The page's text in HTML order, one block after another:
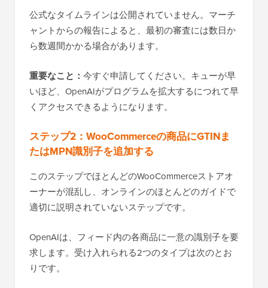
公式なタイムラインは公開されていません。マーチ
ャントからの報告によると、最初の審査には数日か
ら数週間かかる場合があります。
重要なこと： 今すぐ申請してください。キューが早
いほど、OpenAIがプログラムを拡大するにつれて早
くアクセスできるようになります。
ステップ2：WooCommerceの商品にGTINま
たはMPN識別子を追加する
このステップでほとんどのWooCommerceストアオ
ーナーが混乱し、オンラインのほとんどのガイドで
適切に説明されていないステップです。
OpenAIは、フィード内の各商品に一意の識別子を要
求します。受け入れられる2つのタイプは次のとお
りです。